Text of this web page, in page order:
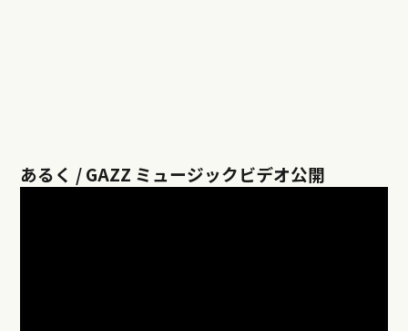
あるく / GAZZ ミュージックビデオ公開